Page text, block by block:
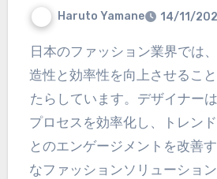
Haruto Yamane 14/11/
日本のファッション業界では、AIがデザインの創
造性と効率性を向上させるこ
たらしています。デザイナー
プロセスを効率化し、トレン
とのエンゲージメントを改善
なファッションソリューショ